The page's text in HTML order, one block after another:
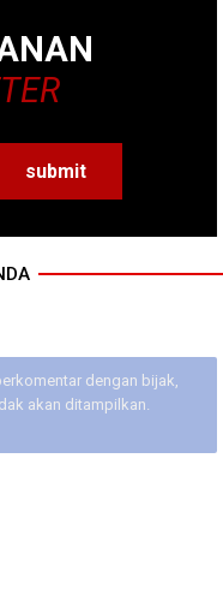
dengan bijak,
akan ditampilkan.